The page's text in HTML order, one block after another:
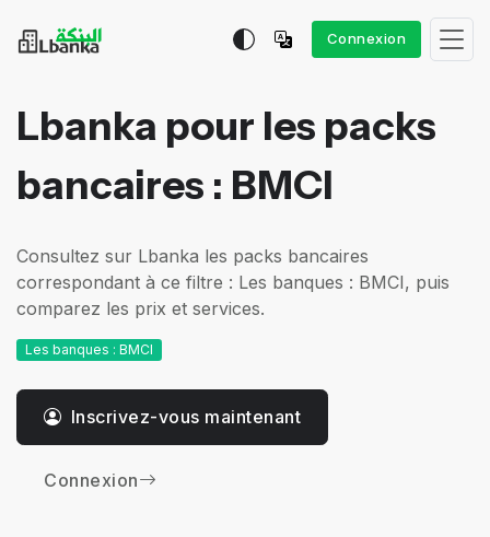
Connexion
Lbanka pour les packs
bancaires : BMCI
Consultez sur Lbanka les packs bancaires
correspondant à ce filtre : Les banques : BMCI, puis
comparez les prix et services.
Les banques : BMCI
Inscrivez-vous maintenant
Connexion